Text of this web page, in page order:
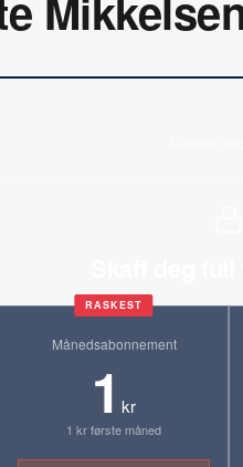
RASKEST
Månedsabonnement
1 kr
1 kr første måned